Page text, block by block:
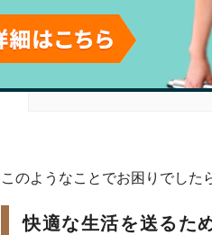
産後の骨盤のゆがみは
ンスも崩れて様々な身
このようなことでお困りでした
快適な生活を送るた